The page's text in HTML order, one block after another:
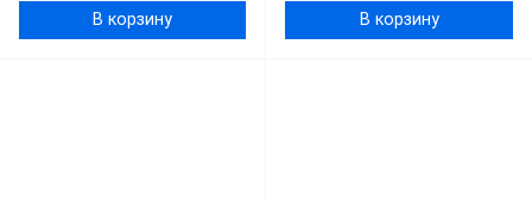
В корзину В корзину